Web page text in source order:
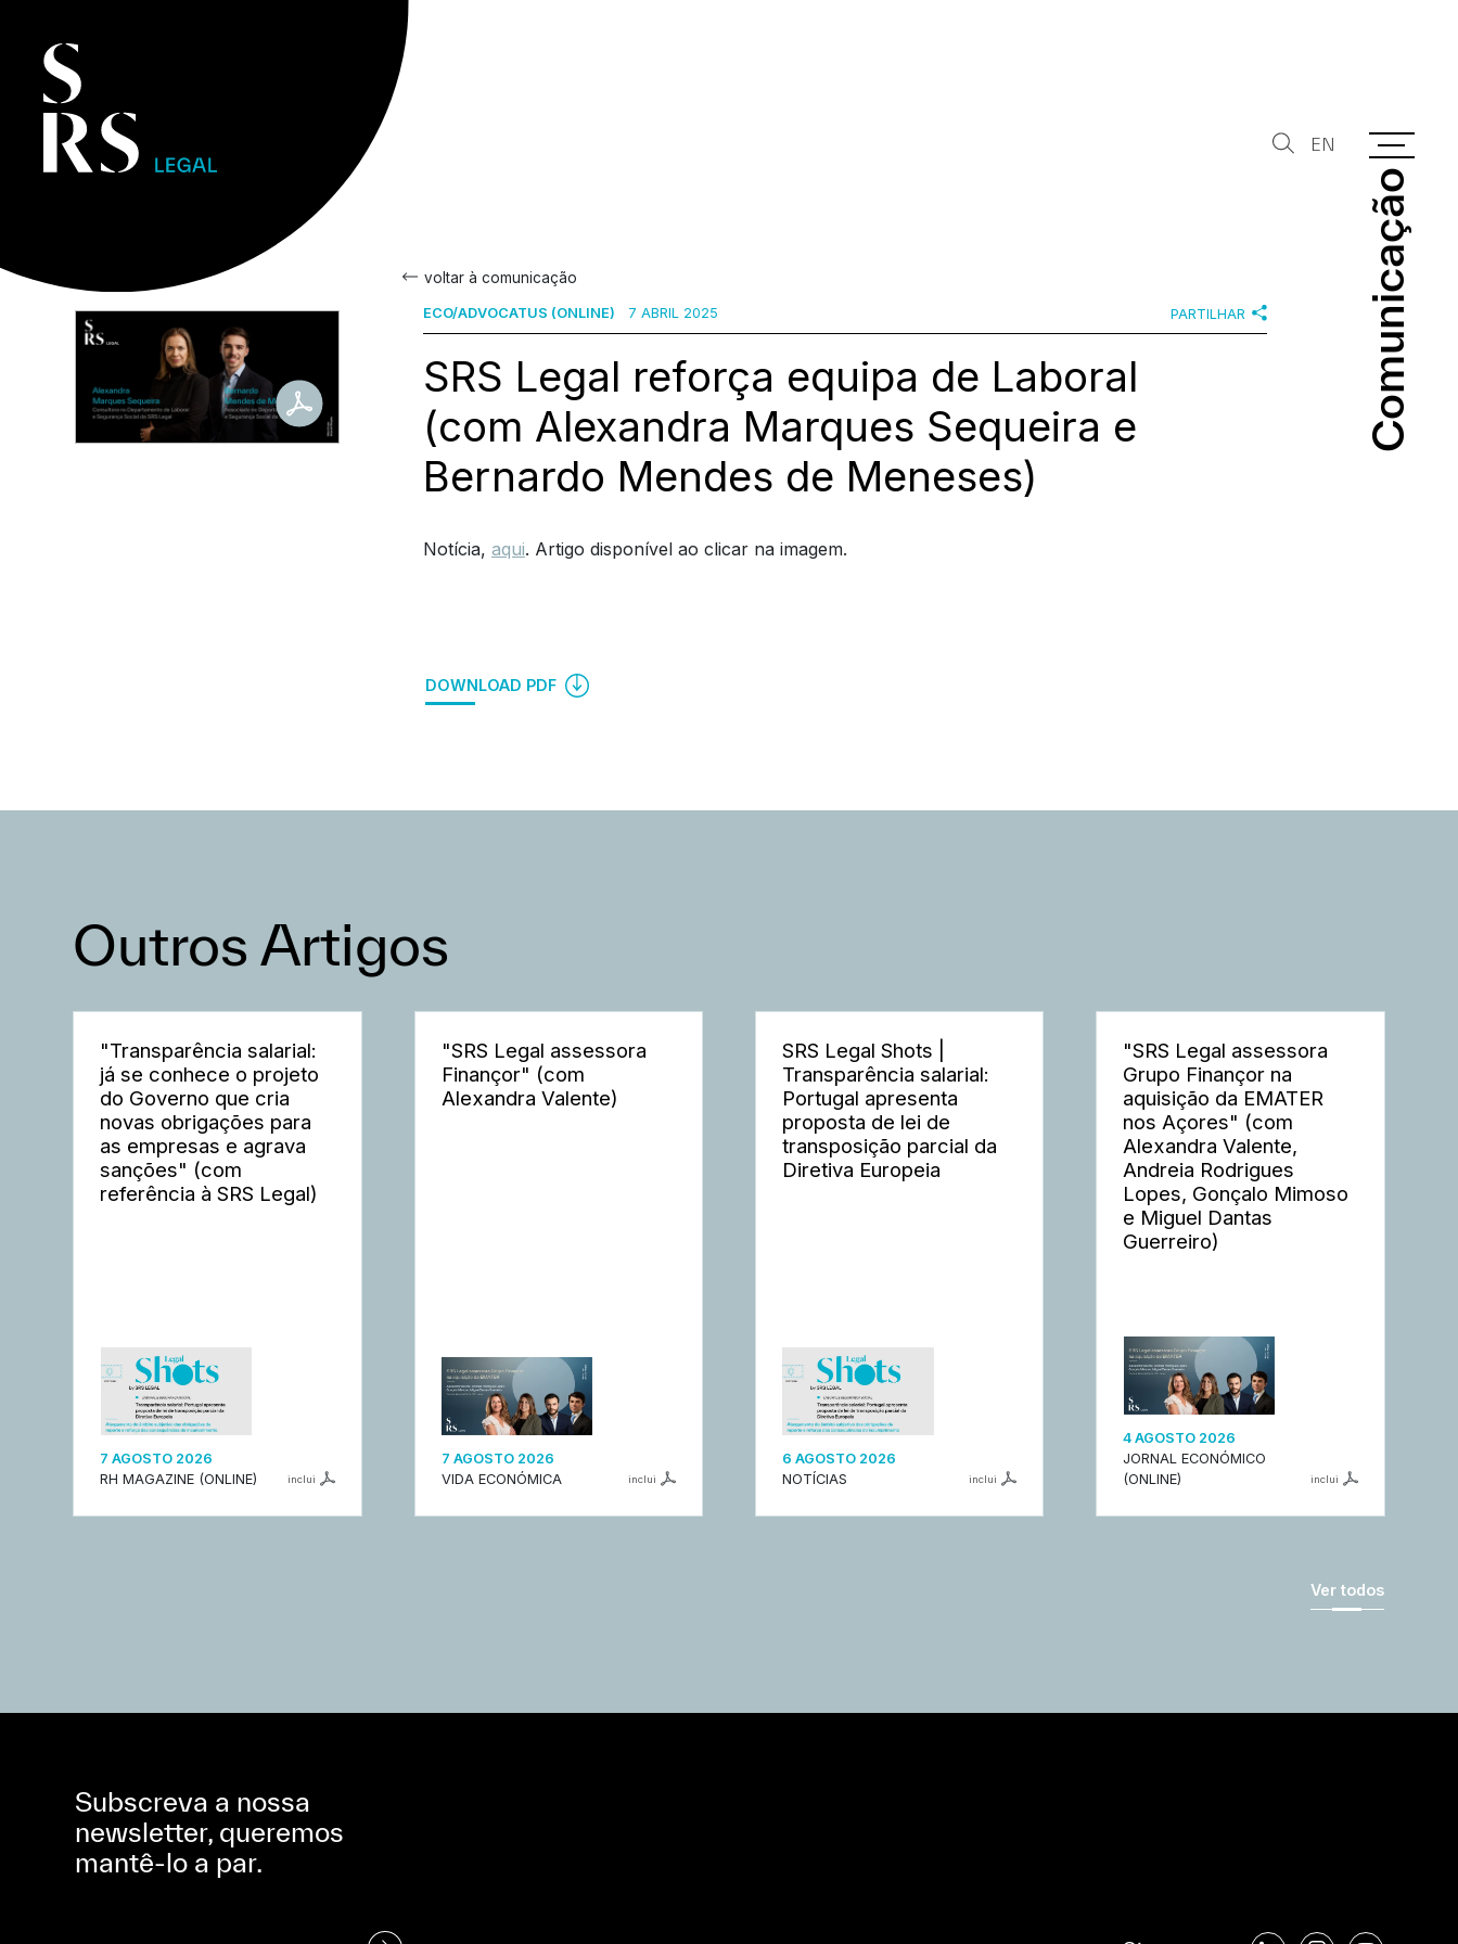
Comunicação
Comunicação
EN
voltar à comunicação
ECO/ADVOCATUS (ONLINE) 7 ABRIL 2025 PARTILHAR
SRS Legal reforça equipa de Laboral
(com Alexandra Marques Sequeira e
Bernardo Mendes de Meneses)
Notícia, aqui. Artigo disponível ao clicar na imagem.
DOWNLOAD PDF
Outros Artigos
"Transparência salarial:
já se conhece o projeto
do Governo que cria
novas obrigações para
as empresas e agrava
sanções" (com
referência à SRS Legal)
7 AGOSTO 2026
RH MAGAZINE (ONLINE)
inclui
"SRS Legal assessora
Finançor" (com
Alexandra Valente)
7 AGOSTO 2026
VIDA ECONÓMICA
inclui
SRS Legal Shots |
Transparência salarial:
Portugal apresenta
proposta de lei de
transposição parcial da
Diretiva Europeia
6 AGOSTO 2026
NOTÍCIAS
inclui
"SRS Legal assessora
Grupo Finançor na
aquisição da EMATER
nos Açores" (com
Alexandra Valente,
Andreia Rodrigues
Lopes, Gonçalo Mimoso
e Miguel Dantas
Guerreiro)
4 AGOSTO 2026
JORNAL ECONÓMICO
(ONLINE)
inclui
Ver todos
Subscreva a nossa
newsletter, queremos
mantê-lo a par.